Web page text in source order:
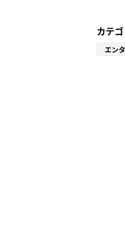
カテ
エン